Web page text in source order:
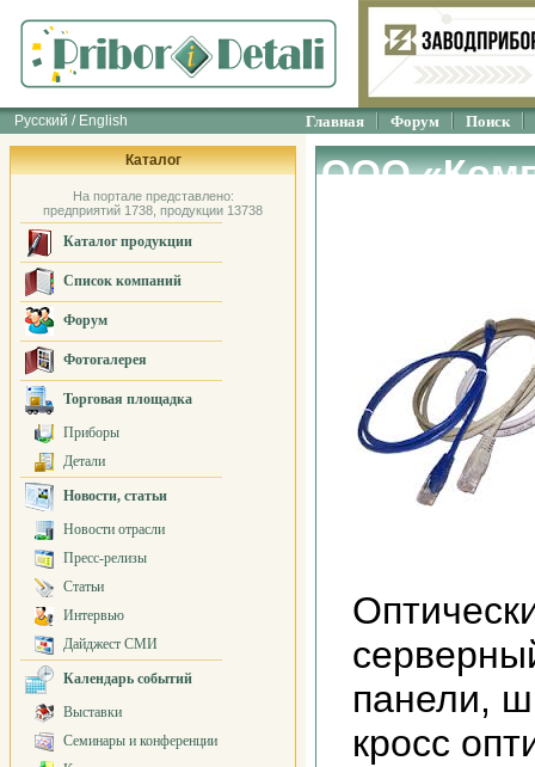
Русский / English Главная Форум Поиск
Каталог
На портале представлено:
предприятий 1738, продукции 13738
Каталог продукции
Список компаний
Форум
Фотогалерея
Торговая площадка
Приборы
Детали
Новости, статьи
Новости отрасли
Пресс-релизы
Статьи
Интервью
Дайджест СМИ
Календарь событий
Выставки
Семинары и конференции
ООО
Оптический кабель, серверный шкаф 19, патч панели, шнуры оптические, кросс оптический, короб Legrand, батареи ИБП, ES2-PRO. Компания ADP NetWorks имеет большой практический опыт работы с материалами, оборудованием и инструментами, которые используются при реализации своих проектов. Наша фирма имеет ряд прямых контрактов с производителями и дистрибуторами, она финансово стабильна и надежна, нами проработаны вопросы поставок на условиях лизинга и факторинга, у нас отличная репутация, и мы ей дорожим. Все эти факторы позволяют нашим клиентам подобрать оптимальное решение по качеству и цене, решить задачи по комплектации и финансировании заказа, закупке и логистики на высоком уровне. Поэтому нам доверяют и с нами работают свыше 1600 клиентов по всей России На наших складах имеется большой выбор материалов и оборудования, используемых для монтажа СКС и электрических слаботочных сетей. Мы подберем и поставим для вас кабель и розетки, лотки и короба, распределительные и коммутационные шкафы, стойки и лючки, коммутационные панели и кроссы. Важно при заказе не упустить такие мелочи как: маркировка, крепежный материал, стяжки, коммутационные шнуры, кронштейны, распределительные коробки, зажимы, клеммы, органайзеры, различные аксессуары и т.д. Наши специалисты помогут вам полностью скомплектовать заказ и при необходимости организуют доставку и страховку или даже произвести монтаж СКС. Материалы для монтажа СКС поставляемые фирмой ADP NetWorks Кабель UTP и FTP 4-х парный категорий 5, 5е, 6, 7, кабель UTP и FTP многопарный категорий 3, 5, 5е производителей Lanmaster, TWT, AMP, Belden и др. Оптический кабель российского производства заводов Электропровод, Саранск-кабель, Эликс-Кабель, Москабель-Фуджикура. Оптический кабель импортного производства AMP, Belden. Оптический кабель поставляется как для внутренней прокладки так и для внешней прокладки бронированный или нет в зависимости от условий его пролегания. Патч панели, настенные и для установки в монтажный шкаф 19(серверный шкаф), патч панель производства Lanmaster, TWT, AMP, Nexans, SIEMON и др. Патч панель в телекоммуникационный шкаф как правило используют либо на 24 либо на 48 портов. Так же доступны к продажи наборные патч панели - в корпус патчпанели можно вставлять модуль кейстоун специализированный, либо универсальный модуль кейстоун, который применяется для сборки розеток (модуль кейстоун так же бывают под кабель UTP и FTP). Для монтажа оборудования поставляются стойки или шкаф 19 ", монтажные шкафы, телекоммуникационные шкафы и серверные шкафы. Компания ADP NetWorks является авторизированным партнером или дистрибьютором телекоммуникационных шкафов таких производителей как TWT, Rittal, Zpas, Estap, Lanmaster и др. Телекоммуникационный шкаф 19 (коммутационный шкаф или монтажный шкаф) необходимый элемент любой компьютерной сети. Телекоммуникационный шкаф 19 удобно использовать как для размещения активного оборудования и ИБП, батареи ИБП (серверный шкаф) так и для размещения телекоммуникационного оборудования: патч панелей, кроссов оптических, телефонных кроссов. Серверный шкаф (шкаф 19) как правило, имеет большую глубину и лучшую вентиляцию и используется для монтажа серверов. Шкаф 19 - лучший вариант для сервера. Батареи ИБП вы также можете приобрести у нас. Короб 100х50 и лотки для организации кабельных трасс. Мы предлагаем широкий ассортимент коробов для создания кабельной инфраструктуры - короб legrand, Marshall Tufflex, TWT. Основной монтажный размер короб 100х50, всегда поддерживается на складе.. Лотки - лоток перфорированный и лоток проволочный, лоток cablofil, vergokan и российского производства. Кабельные короба (кабель-каналы) представляют собой полые каналы на пластиковой или металлической основе. Они устанавливаются как при прокладке новых кабельных систем, так и при модернизации уже существующих, и рассчитаны на длительную эксплуатацию. Кабельные короба - короб legrand - гармонично вписываются в интерьеры помещений. Особенности конструкции короба электротехнического обеспечивают удобный монтаж и легкий доступ к кабельной проводке. Кабельные короба используются для проведения и защиты силовых, телефонных и информационных кабелей в офисах и квартирах, а также для установки розеток. Короба обеспечивает раздельную укладку электропроводки и кабелей для компьютерных сетей и средств телекоммуникаций. Лоток проволочный представляет собой металлические каналы сетчатой структуры и производятся из проволоки контактной сваркой кондуктором. Основным преимуществом проволочных лотков является быстрое и легкое конфигурирование трассы с их использованием. Один из самых популярных проволочных лотков - лоток cablofil. Лоток перфорированный - одно из самых удобных и недорогих устройств для прокладки информационных и силовых проводов. Они являются